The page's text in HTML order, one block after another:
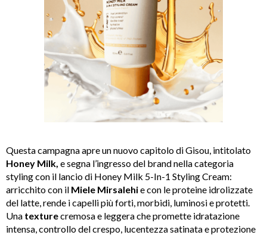
Questa campagna apre un nuovo capitolo di Gisou, intitolato
Honey Milk, e segna l’ingresso del brand nella categoria
styling con il lancio di Honey Milk 5-In-1 Styling Cream:
arricchito con il Miele Mirsalehie con le proteine idrolizzate
del latte, rende i capelli più forti, morbidi, luminosi e protetti.
Una texturecremosa e leggera che promette idratazione
intensa, controllo del crespo, lucentezza satinata e protezione